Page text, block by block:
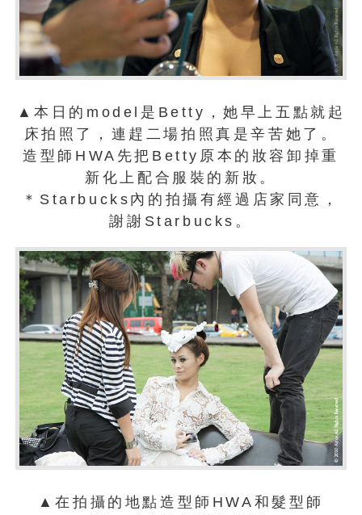
▲本日的model是Betty，她早上五點就起
床拍照了，連趕二場拍照真是辛苦她了。
造型師HWA先把Betty原本的妝容卸掉重
新化上配合服裝的新妝。
＊Starbucks內的拍攝有經過店家同意，
謝謝Starbucks。
▲在拍攝的地點造型師HWA和髮型師